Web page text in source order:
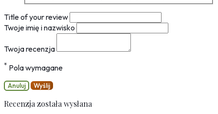
Title of your review
Twoje imię i nazwisko
Twoja recenzja
* Pola wymagane
Anuluj Wyślij
Recenzja została wysłana